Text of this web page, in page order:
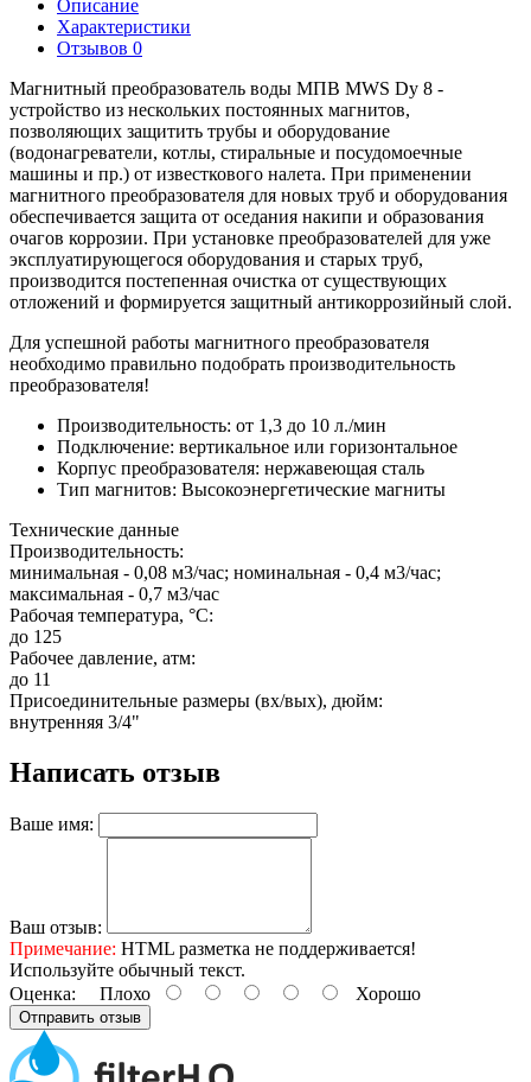
Описание
Характеристики
Отзывов 0
Магнитный преобразователь воды МПВ MWS Dy 8 -
устройство из нескольких постоянных магнитов,
позволяющих защитить трубы и оборудование
(водонагреватели, котлы, стиральные и посудомоечные
машины и пр.) от известкового налета. При применении
магнитного преобразователя для новых труб и оборудования
обеспечивается защита от оседания накипи и образования
очагов коррозии. При установке преобразователей для уже
эксплуатирующегося оборудования и старых труб,
производится постепенная очистка от существующих
отложений и формируется защитный антикоррозийный слой.
Для успешной работы магнитного преобразователя
необходимо правильно подобрать производительность
преобразователя!
Производительность: от 1,3 до 10 л./мин
Подключение: вертикальное или горизонтальное
Корпус преобразователя: нержавеющая сталь
Тип магнитов: Высокоэнергетические магниты
Технические данные
Производительность:
минимальная - 0,08 м3/час; номинальная - 0,4 м3/час;
максимальная - 0,7 м3/час
Рабочая температура, °C:
до 125
Рабочее давление, атм:
до 11
Присоединительные размеры (вх/вых), дюйм:
внутренняя 3/4"
Написать отзыв
Ваше имя:
Ваш отзыв:
Примечание: HTML разметка не поддерживается!
Используйте обычный текст.
Оценка: Плохо Хорошо
Отправить отзыв